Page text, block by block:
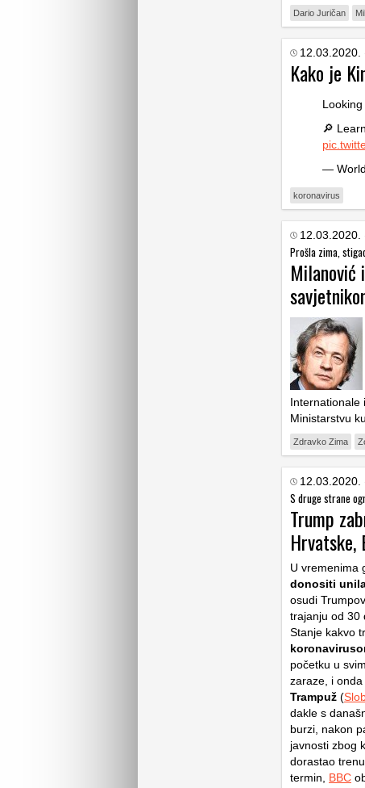
Dario Juričan
12.03.2020.
Kako je
🔎
—
koronavirus
12.03.2020.
Prošla zima,
Milanović
Internationale
Ministarstvu
Zdravko Zima
12.03.2020.
S druge strane
Trump
Hrvatske,
U vremenima
donositi
osudi
trajanju od 30
Stanje kakvo
početku u
zaraze, i
Trampuž (
dakle s
burzi, nakon
javnosti zbog
dorastao
termin, BBC